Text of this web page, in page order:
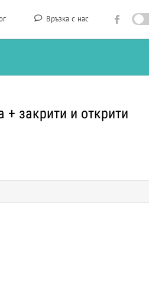
Връзка с нас
закрити и открити